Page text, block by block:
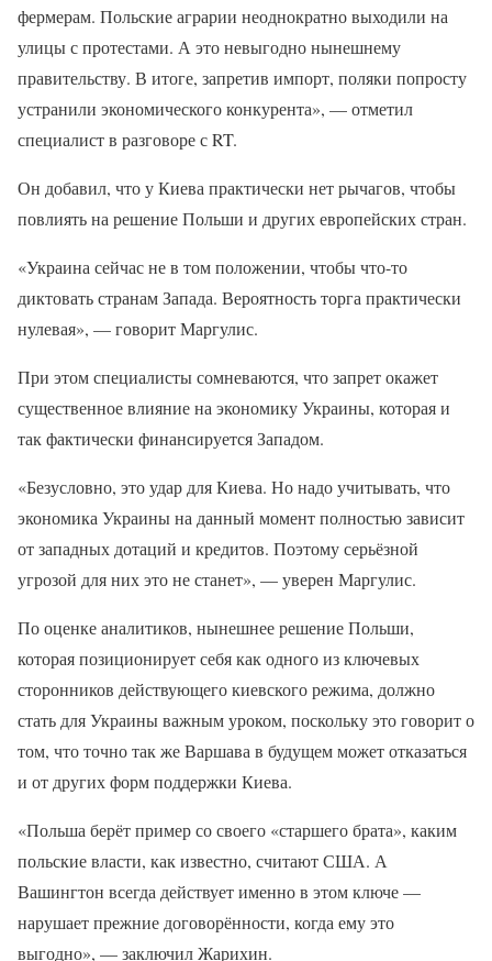
фермерам. Польские аграрии неоднократно выходили на
улицы с протестами. А это невыгодно нынешнему
правительству. В итоге, запретив импорт, поляки попросту
устранили экономического конкурента», — отметил
специалист в разговоре с RT.
Он добавил, что у Киева практически нет рычагов, чтобы
повлиять на решение Польши и других европейских стран.
«Украина сейчас не в том положении, чтобы что-то
диктовать странам Запада. Вероятность торга практически
нулевая», — говорит Маргулис.
При этом специалисты сомневаются, что запрет окажет
существенное влияние на экономику Украины, которая и
так фактически финансируется Западом.
«Безусловно, это удар для Киева. Но надо учитывать, что
экономика Украины на данный момент полностью зависит
от западных дотаций и кредитов. Поэтому серьёзной
угрозой для них это не станет», — уверен Маргулис.
По оценке аналитиков, нынешнее решение Польши,
которая позиционирует себя как одного из ключевых
сторонников действующего киевского режима, должно
стать для Украины важным уроком, поскольку это говорит о
том, что точно так же Варшава в будущем может отказаться
и от других форм поддержки Киева.
«Польша берёт пример со своего «старшего брата», каким
польские власти, как известно, считают США. А
Вашингтон всегда действует именно в этом ключе —
нарушает прежние договорённости, когда ему это
выгодно», — заключил Жарихин.